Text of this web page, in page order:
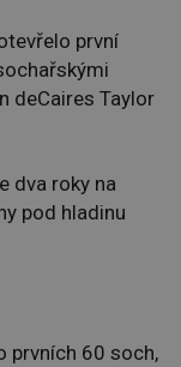
první
deCaires Taylor
dva roky na
pod hladinu
prvních 60 soch,